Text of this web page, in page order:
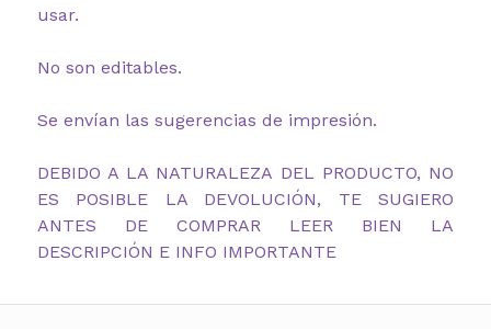
usar.
No son editables.
Se envían las sugerencias de impresión.
DEBIDO A LA NATURALEZA DEL PRODUCTO, NO
ES POSIBLE LA DEVOLUCIÓN, TE SUGIERO
ANTES DE COMPRAR LEER BIEN LA
DESCRIPCIÓN E INFO IMPORTANTE